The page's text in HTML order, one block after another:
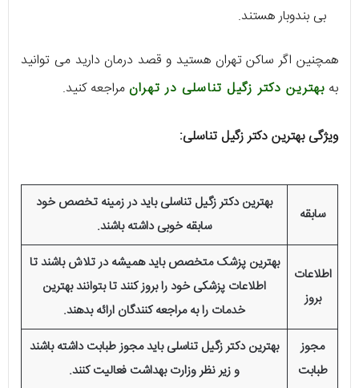
بی بندوبار هستند.
همچنین اگر ساکن تهران هستید و قصد درمان دارید می توانید
به بهترین دکتر زگیل تناسلی در تهرانمراجعه کنید.
ویژگی بهترین دکتر زگیل تناسلی:
سابقه
بهترین دکتر زگیل تناسلی باید در زمینه تخصص خود
سابقه خوبی داشته باشند.
اطلاعات
بروز
بهترین پزشک متخصص باید همیشه در تلاش باشند تا
اطلاعات پزشکی خود را بروز کنند تا بتوانند بهترین
خدمات را به مراجعه کنندگان ارائه بدهند.
مجوز
طبابت
بهترین دکتر زگیل تناسلی باید مجوز طبابت داشته باشند
و زیر نظر وزارت بهداشت فعالیت کنند.